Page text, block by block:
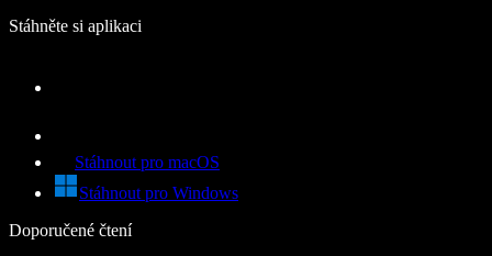
Stáhněte si aplikaci
Stáhnout pro macOS
Stáhnout pro Windows
Doporučené čtení